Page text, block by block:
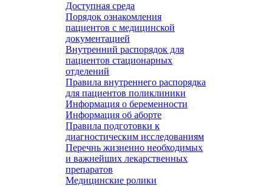
Доступная среда
Порядок ознакомления
пациентов с медицинской
документацией
Внутренний распорядок для
пациентов стационарных
отделений
Правила внутреннего распорядка
для пациентов поликлиники
Информация о беременности
Информация об аборте
Правила подготовки к
диагностическим исследованиям
Перечнь жизненно необходимых
и важнейших лекарственных
препаратов
Медицинские ролики